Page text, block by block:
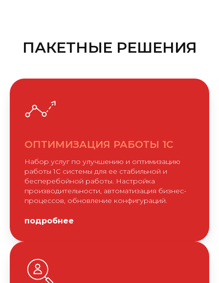
ПАКЕТНЫЕ РЕШЕНИЯ
ОПТИМИЗАЦИЯ РАБОТЫ 1С
Набор услуг по улучшению и оптимизацию
работы 1С системы для ее стабильной и
бесперебойной работы. Настройка
производительности, автоматизация бизнес-
процессов, обновление конфигураций.
подробнее